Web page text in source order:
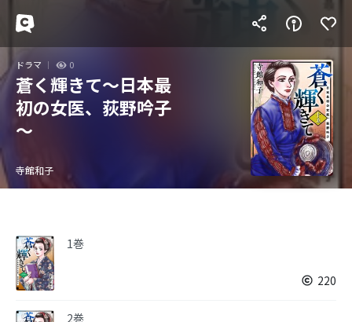
ドラマ 0
蒼く輝きて～日本最
初の女医、荻野吟子
～
寺館和子
1巻
220
2巻